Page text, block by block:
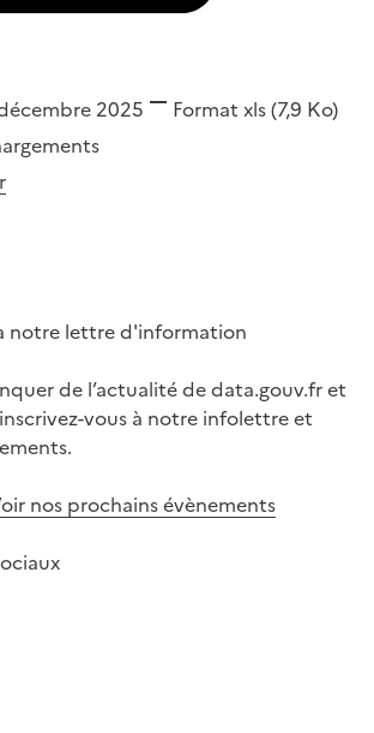
2025 Format xls(7,9 Ko)
notre lettre d'information
de l’actualité de data.gouv.fr et
vous à notre infolettre et
nos prochains évènements